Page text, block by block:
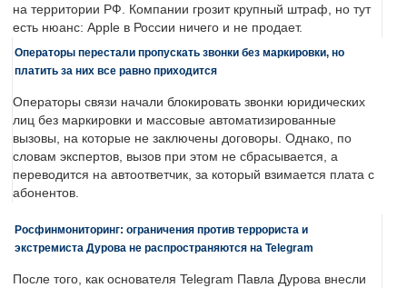
на территории РФ. Компании грозит крупный штраф, но тут
есть нюанс: Apple в России ничего и не продает.
Операторы перестали пропускать звонки без маркировки, но
платить за них все равно приходится
Операторы связи начали блокировать звонки юридических
лиц без маркировки и массовые автоматизированные
вызовы, на которые не заключены договоры. Однако, по
словам экспертов, вызов при этом не сбрасывается, а
переводится на автоответчик, за который взимается плата с
абонентов.
Росфинмониторинг: ограничения против террориста и
экстремиста Дурова не распространяются на Telegram
После того, как основателя Telegram Павла Дурова внесли